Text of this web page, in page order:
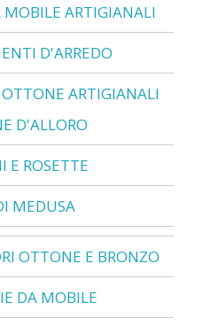
MOBILE ARTIGIANALI
D'ARREDO
ARTIGIANALI
D'ALLORO
E ROSETTE
MEDUSA
OTTONE E BRONZO
DA MOBILE